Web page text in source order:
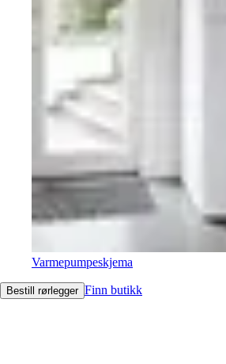
Varmepumpeskjema
Bestill rørlegger Finn butikk